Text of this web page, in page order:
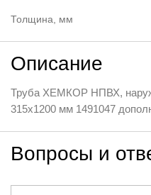
Толщина, мм
Описание
Труба ХЕМКОР НПВХ,
315x1200 мм 1491047
Вопросы и